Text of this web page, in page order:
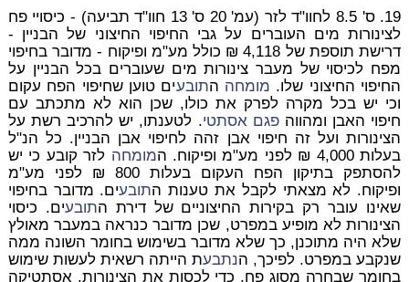
19.
ס' 8.5 לחוו"ד לזר (עמ' 20 ס' 13 חוו"ד תביעה) - כיסויי פח
לצינורות מים העוברים על גבי החיפוי החיצוני של הבניין -
דרישת תוספת של 4,118 ₪ כולל מע"מ ופיקוח
- מדובר בחיפוי
מפח לכיסוי של מעבר צינורות מים שעוברים בכל הבניין על
החיפוי החיצוני שלו. מומחה התובעים טוען שחיפוי הפח עקום
וכי יש בכל מקרה לפרק את כולו, שכן הוא לא מתכתב עם
חיפוי האבן ומהווהפגם אסתטי. לטענתו, יש להרכיב רשת על
הצינורות ועל זה חיפוי אבן זהה לחיפוי אבן הבניין. כל הנ"ל
בעלות 4,000 ₪ לפני מע"מ ופיקוח. ה
מומחה לזר קובע כי יש
להסתפק בתיקון הפח העקום בעלות 800 ₪ לפני מע"מ
ופיקוח. לא מצאתי לקבל את טענות התובעים. מדובר בחיפוי
שאינו עובר רק בקירות החיצוניים של דירת התובעים. כיסוי
הצינורות לא מופיע במפרט, שכן מדובר כנראה במעבר מאולץ
שלא היה מתוכנן, כך שלא מדובר בשימוש בחומר השונה ממה
שנקבע במפרט. לפיכך, הנתבעת הייתה רשאית לעשות שימוש
בחומר שבחרה מסוג פח, כדי לכסות את הצינורות. אסתטיקה